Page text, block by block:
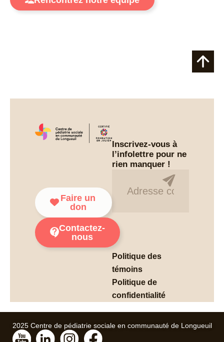
Faire un
don
Contactez-
nous
Politique des
témoins
Politique de
confidentialité
Inscrivez-vous à
l’infolettre pour ne
rien manquer !
2025 Centre de pédiatrie sociale en communauté de Longueuil